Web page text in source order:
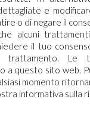
e
o di negare il
alcuni
il tuo
Le
a questo sito web.
momento
informativa sulla
effettuare
di sicurezza e
al portale. Se
la